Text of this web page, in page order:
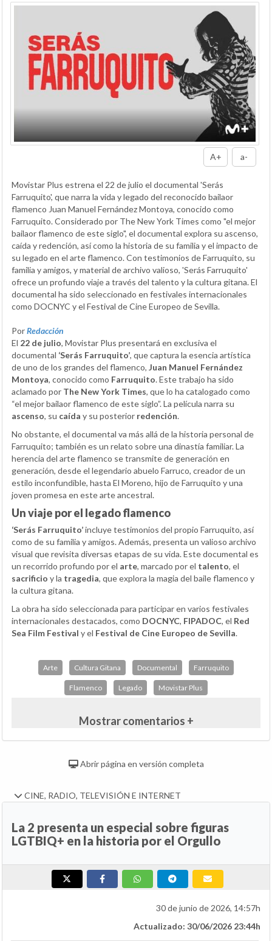
A+ a-
Movistar Plus estrena el 22 de julio el documental 'Serás
Farruquito', que narra la vida y legado del reconocido bailaor
flamenco Juan Manuel Fernández Montoya, conocido como
Farruquito. Considerado por The New York Times como "el mejor
bailaor flamenco de este siglo", el documental explora su ascenso,
caída y redención, así como la historia de su familia y el impacto de
su legado en el arte flamenco. Con testimonios de Farruquito, su
familia y amigos, y material de archivo valioso, 'Serás Farruquito'
ofrece un profundo viaje a través del talento y la cultura gitana. El
documental ha sido seleccionado en festivales internacionales
como DOCNYC y el Festival de Cine Europeo de Sevilla.
PorRedacción
El 22 de julio, Movistar Plus presentará en exclusiva el
documental ‘Serás Farruquito’, que captura la esencia artística
de uno de los grandes del flamenco, Juan Manuel Fernández
Montoya, conocido como Farruquito. Este trabajo ha sido
aclamado por The New York Times, que lo ha catalogado como
“el mejor bailaor flamenco de este siglo”. La película narra su
ascenso, su caída y su posterior redención.
No obstante, el documental va más allá de la historia personal de
Farruquito; también es un relato sobre una dinastía familiar. La
herencia del arte flamenco se transmite de generación en
generación, desde el legendario abuelo Farruco, creador de un
estilo inconfundible, hasta El Moreno, hijo de Farruquito y una
joven promesa en este arte ancestral.
Un viaje por el legado flamenco
‘Serás Farruquito’incluye testimonios del propio Farruquito, así
como de su familia y amigos. Además, presenta un valioso archivo
visual que revisita diversas etapas de su vida. Este documental es
un recorrido profundo por el arte, marcado por el talento, el
sacrificio y la tragedia, que explora la magia del baile flamenco y
la cultura gitana.
La obra ha sido seleccionada para participar en varios festivales
internacionales destacados, como DOCNYC, FIPADOC, el Red
Sea Film Festival y el Festival de Cine Europeo de Sevilla.
Arte Cultura Gitana Documental Farruquito
Flamenco Legado Movistar Plus
Mostrar comentarios +
Abrir página en versión completa
CINE, RADIO, TELEVISIÓN E INTERNET
La 2 presenta un especial sobre figuras
LGTBIQ+ en la historia por el Orgullo
30 de junio de 2026, 14:57h
Actualizado: 30/06/2026 23:44h